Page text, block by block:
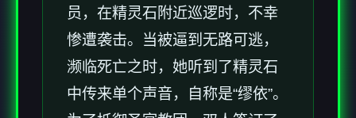
员，在精灵石附近巡逻时，不幸
惨遭袭击。当被逼到无路可逃，
濒临死亡之时，她听到了精灵石
中传来单个声音，自称是“缪依”。